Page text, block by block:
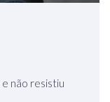
não resistiu